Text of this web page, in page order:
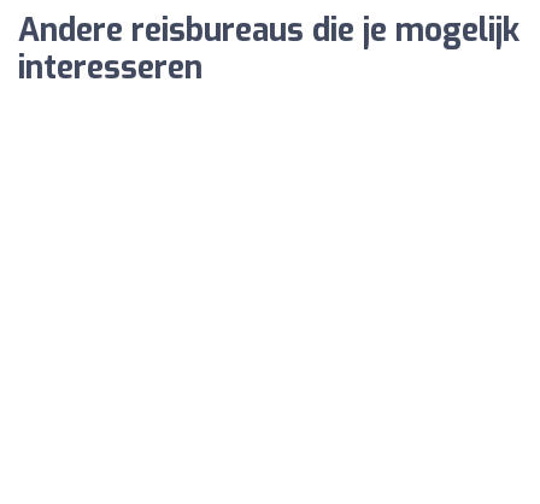
Andere reisbureaus die je mogelijk
interesseren